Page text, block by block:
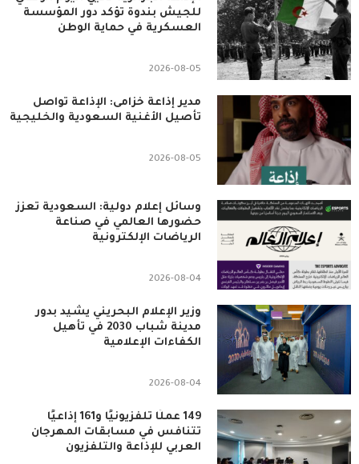
للجيش بندوة تؤكد دور المؤسسة
العسكرية في حماية الوطن
2026-08-05
مدير إذاعة خزامى: الإذاعة تواصل
تأصيل الأغنية السعودية والخليجية
2026-08-05
وسائل إعلام دولية: السعودية تعزز
حضورها العالمي في صناعة
الرياضات الإلكترونية
2026-08-04
وزير الإعلام البحريني يشيد بدور
مدينة شباب 2030 في تأهيل
الكفاءات الإعلامية
2026-08-04
149 عملًا تلفزيونيًا و161 إذاعيًا
تتنافس في مسابقات المهرجان
العربي للإذاعة والتلفزيون